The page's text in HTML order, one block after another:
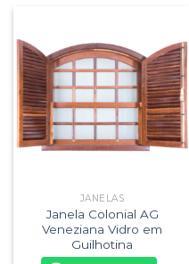
JANELAS
Janela Colonial AG
Veneziana Vidro em
Guilhotina